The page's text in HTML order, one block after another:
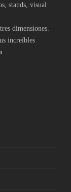
stands, visual
dimensiones.
increíbles